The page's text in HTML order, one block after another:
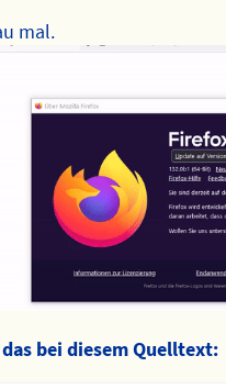
mal.
bei diesem Quelltext: